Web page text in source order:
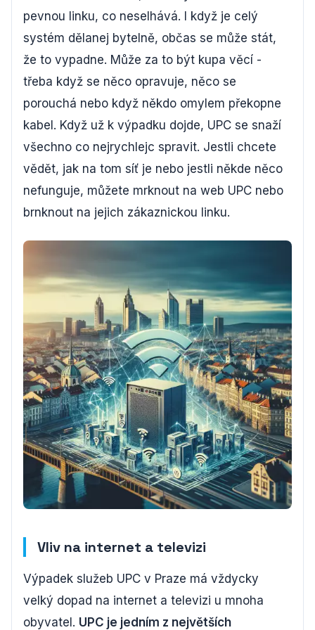
pevnou linku, co neselhává. I když je celý
systém dělanej bytelně, občas se může stát,
že to vypadne. Může za to být kupa věcí -
třeba když se něco opravuje, něco se
porouchá nebo když někdo omylem překopne
kabel. Když už k výpadku dojde, UPC se snaží
všechno co nejrychlejc spravit. Jestli chcete
vědět, jak na tom síť je nebo jestli někde něco
nefunguje, můžete mrknout na web UPC nebo
brnknout na jejich zákaznickou linku.
Vliv na internet a televizi
Výpadek služeb UPC v Praze má vždycky
velký dopad na internet a televizi u mnoha
obyvatel. UPC je jedním z největších